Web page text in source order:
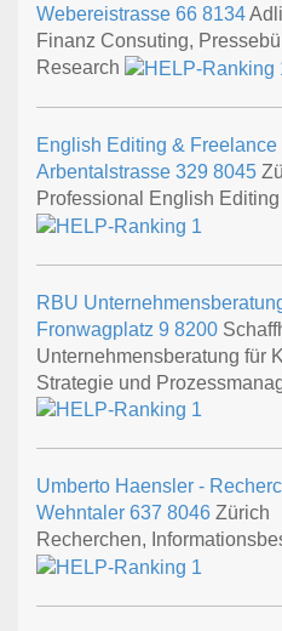
Webereistrasse 66 8134
Finanz Consuting,
Research
English Editing & Freelance
Arbentalstrasse 329 8045
Professional English
RBU
Fronwagplatz 9 8200
Unternehmensberatung für
Strategie und
Umberto Haensler -
Wehntaler 637 8046 Zürich
Recherchen,